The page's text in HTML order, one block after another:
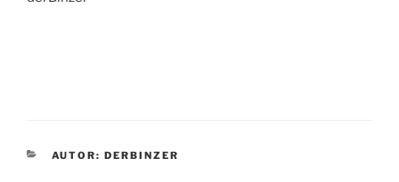
KATEGORIEN
AUTOR: DERBINZER